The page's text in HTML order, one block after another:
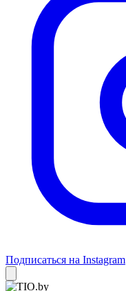
Подписаться на Instagram